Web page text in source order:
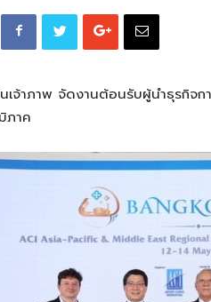
ความ
จริง
เจ้าภาพ จัดงานต้อนรับผู้นำธุรกิจ
ภาค